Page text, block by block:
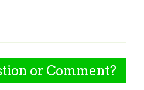
or Comment?